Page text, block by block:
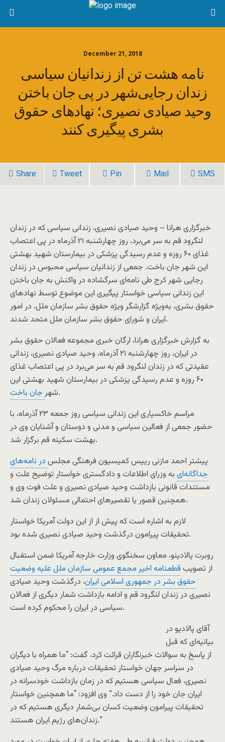
December 21, 2018
نامه هشت تن از زندانیان سیاسی
زندان رجایی‌شهر در پی جان باختن
وحید صیادی نصیری؛ نهادهای حقوق
بشری پیگیری کنند
Share Tweet Pin Mail SMS
خبرگزاری هرانا – وحید صیادی نصیری، زندانی سیاسی که در زندان
لنگرود قم به سر می‌برد، روز چهارشنبه ۲۱ آذرماه در پی اعتصاب
غذای ۶۰ روزه و عدم رسیدگی پزشکی در بیمارستان شهید بهشتی
این شهر جان باخت. جمعی از زندانیان سیاسی محبوس در زندان
رجایی شهر کرج طی نامه‌ای سرگشاده در واکنش به جان باختن
این زندانی سیاسی خواستار پیگیری این موضوع توسط نهادهای
حقوق بشری، به‌ویژه گزارشگر ویژه حقوق بشر سازمان ملل، در امور
ایران و شورای حقوق بشر سازمان ملل متحد شدند.
به گزارش خبرگزاری هرانا، ارگان خبری مجموعه فعالان حقوق بشر
در ایران، روز چهارشنبه ۲۱ آذرماه، وحید صیادی نصیری، زندانی
عقیدتی که در زندان لنگرود قم به سر می‌برد در پی اعتصاب غذای
۶۰ روزه و عدم رسیدگی پزشکی در بیمارستان شهید بهشتی این
شهرجان باخت
.
مراسم خاکسپاری این زندانی سیاسی روز جمعه ۲۳ آذرماه، با
حضور جمعی از فعالین سیاسی و مدنی و دوستان و آشنایان وی در
بهشت سکینه قم برگزار شد.
پیشتر احمد مازنی رییس کمیسیون فرهنگی مجلس در نامه‌های
جداگانه‌ای به وزرای اطلاعات و دادگستری خواستار توضیح علت و
مستندات قانونی بازداشت وحید صیادی نصیری و علت فوت وی و
همچنین قصور یا تقصیرهای احتمالی مسئولان زندان شد.
لازم به اشاره است که پیش از از این دولت آمریکا خواستار
تحقیقات پیرامون درگذشت وحید صیادی نصیری شده بود.
روبرت پالادینو، معاون سخنگوی وزارت خارجه آمریکا ضمن استقبال
از تصویب قطعنامه اخیر مجمع عمومی سازمان ملل علیه وضعیت
حقوق بشر در جمهوری اسلامی ایران، درگذشت وحید صیادی
نصیری در زندان لنگرود قم و ادامه بازداشت شمار دیگری از فعالان
سیاسی در ایران را محکوم کرده است.
آقای پالادیو در
بیانیه‌ای که قبل
از پاسخ به سوالات خبرنگاران قرائت کرد، گفت: “ما همراه با دیگران
در سراسر جهان خواستار تحقیقات درباره مرگ وحید صیادی
نصیری، فعال سیاسی هستیم که در زمان بازداشت خودسرانه در
ایران جان خود را از دست داد.” وی افزود: “ما همچنین خواستار
تحقیقات پیرامون وضعیت کسان بی‌شمار دیگری هستیم که در
زندان‌های رژیم ایران هستند.”